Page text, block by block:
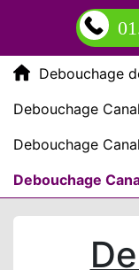
Debouchage
Debouchage
Debouchage
Debouchage